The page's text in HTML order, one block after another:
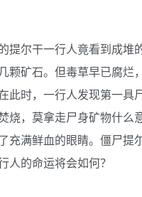
提尔干一行人竟看到成堆
颗矿石。但毒草早已腐烂
此时，一行人发现第一具
烧，莫拿走尸身矿物什么
充满鲜血的眼睛。僵尸提
的命运将会如何？